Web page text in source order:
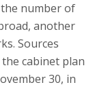
number of
another
Sources
cabinet plan
30, in